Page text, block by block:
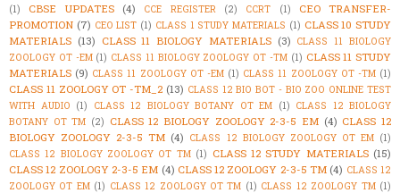
(1)
CBSE UPDATES (4) CCE REGISTER (2) CCRT (1)
CEO TRANSFER-
PROMOTION (7) CEO LIST (1) CLASS 1 STUDY MATERIALS (1) CLASS 10 STUDY
MATERIALS (13) CLASS 11 BIOLOGY MATERIALS (3) CLASS 11 BIOLOGY
ZOOLOGY OT -EM (1) CLASS 11 BIOLOGY ZOOLOGY OT -TM (1) CLASS 11 STUDY
MATERIALS (9) CLASS 11 ZOOLOGY OT -EM (1) CLASS 11 ZOOLOGY OT -TM (1)
CLASS 11 ZOOLOGY OT -TM_2 (13) CLASS 12 BIO BOT - BIO ZOO ONLINE TEST
WITH AUDIO (1) CLASS 12 BIOLOGY BOTANY OT EM (1) CLASS 12 BIOLOGY
BOTANY OT TM (2) CLASS 12 BIOLOGY ZOOLOGY 2-3-5 EM (4) CLASS 12
BIOLOGY ZOOLOGY 2-3-5 TM (4) CLASS 12 BIOLOGY ZOOLOGY OT EM (1)
CLASS 12 BIOLOGY ZOOLOGY OT TM (1) CLASS 12 STUDY MATERIALS (15)
CLASS 12 ZOOLOGY 2-3-5 EM (4) CLASS 12 ZOOLOGY 2-3-5 TM (4) CLASS 12
ZOOLOGY OT EM (1) CLASS 12 ZOOLOGY OT TM (1) CLASS 12 ZOOLOGY TM (1)